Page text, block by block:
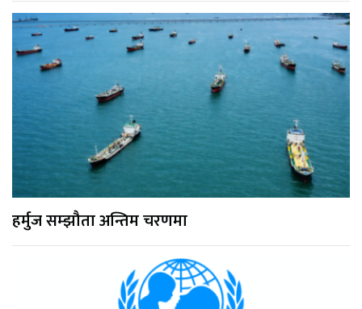
हर्मुज सम्झौता अन्तिम चरणमा